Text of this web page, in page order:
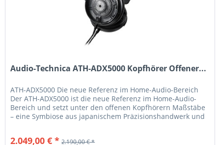
Audio-Technica ATH-ADX5000 Kopfhörer Offener...
ATH-ADX5000 Die neue Referenz im Home-Audio-Bereich
Der ATH-ADX5000 ist die neue Referenz im Home-Audio-
Bereich und setzt unter den offenen Kopfhörern Maßstäbe
– eine Symbiose aus japanischem Präzisionshandwerk und
2.049,00 € * 2.190,00 € *